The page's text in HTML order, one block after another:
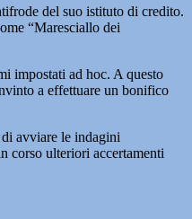
del suo istituto di credito.
“Maresciallo dei
impostati ad hoc. A questo
a effettuare un bonifico
avviare le indagini
corso ulteriori accertamenti